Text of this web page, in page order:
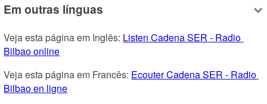
Em outras línguas
Veja esta página em Inglês: Listen Cadena SER - Radio
Bilbao online
Veja esta página em Francês: Ecouter Cadena SER - Radio
Bilbao en ligne